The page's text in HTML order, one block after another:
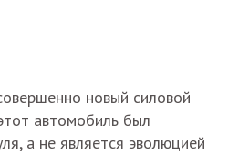
новый силовой
автомобиль был
а не является эволюцией